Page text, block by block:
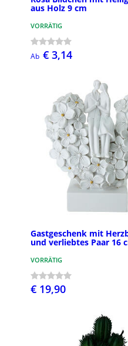
aus Holz 9 cm
VORRÄTIG
Ab € 3,14
Gastgeschenk mit
und verliebtes Paar 16
VORRÄTIG
€ 19,90